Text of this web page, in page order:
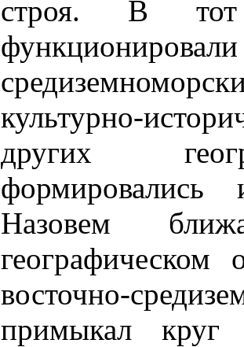
строя. В
культурно-
других
Назовем
восточно-
примыкал круг